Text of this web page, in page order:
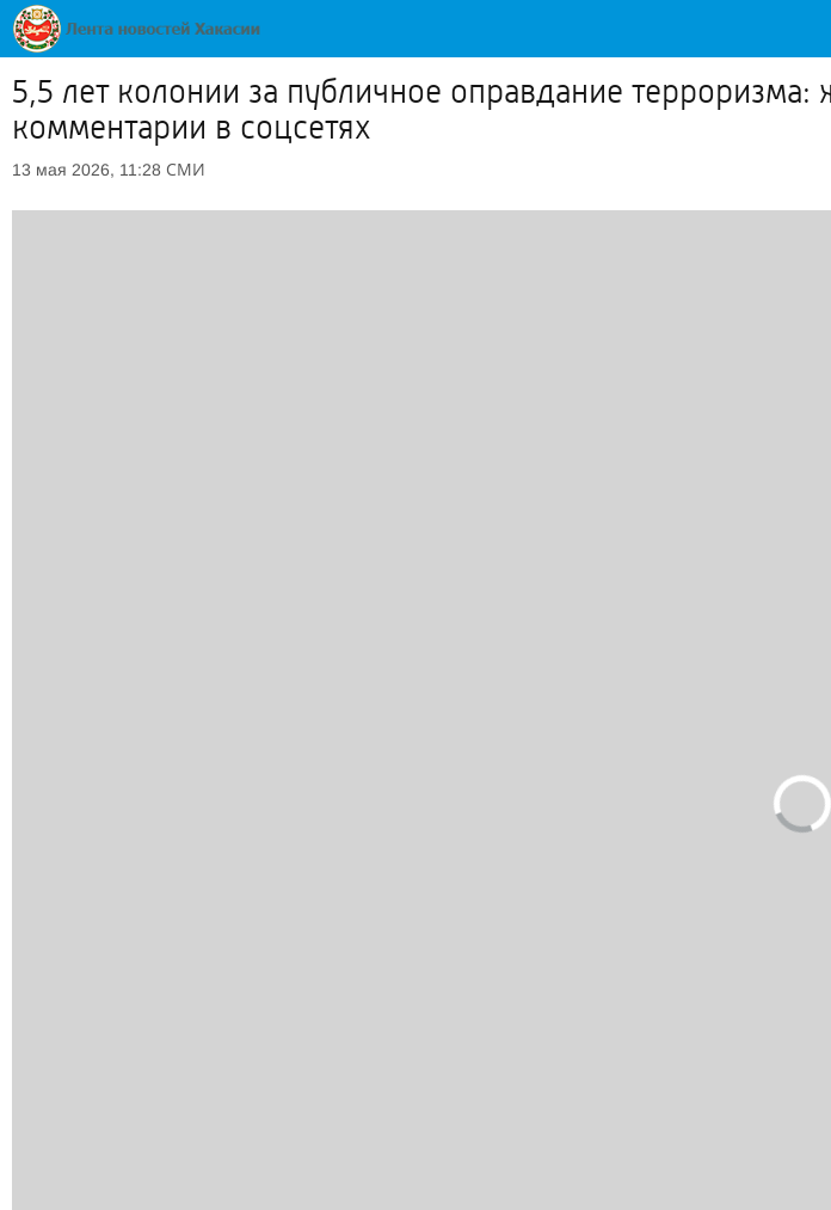
5,5 лет колонии за публичное оправдание
комментарии в соцсетях
13 мая 2026, 11:28 СМИ